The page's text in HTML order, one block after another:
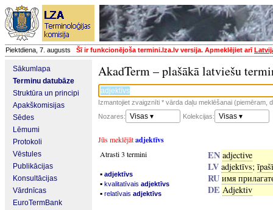
Piektdiena, 7. augusts Šī ir funkcionējoša termini.lza.lv versija. Apmeklējiet arī
Sākumlapa
Terminu datubāze
Struktūra un principi
Apakškomisijas
Sēdes
Lēmumi
Protokoli
Vēstules
Publikācijas
Konsultācijas
Vārdnīcas
EuroTermBank
AkadTerm – plašākā latviešu
Izmantojiet zvaigznīti * vārda daļu meklēšanai (piemēram,
Nozares:
Visas ▾ Kolekcijas: Visas ▾
Jūs meklējātadjektīvs
Atrasti 3 termini
▪ adjektīvs
▪ kvalitatīvais adjektīvs
▪ relatīvais adjektīvs
EN adjective
LV adjektīvs;
RU имя
DE Adjektiv